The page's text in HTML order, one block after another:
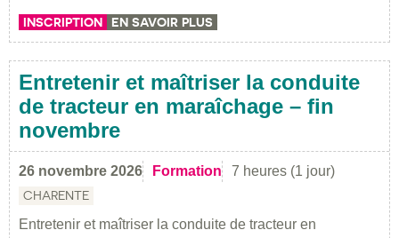
INSCRIPTION EN SAVOIR PLUS
Entretenir et maîtriser la conduite
de tracteur en maraîchage – fin
novembre
26 novembre 2026 Formation 7 heures (1 jour)
CHARENTE
Entretenir et maîtriser la conduite de tracteur en